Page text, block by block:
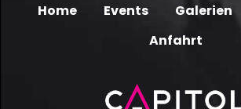
Home Events Galerien
Anfahrt